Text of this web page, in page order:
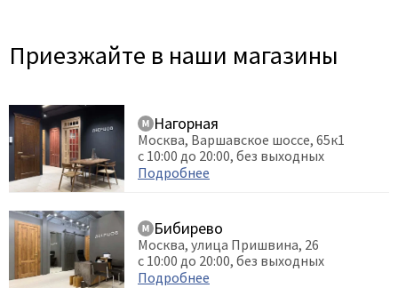
Приезжайте в наши магазины
Нагорная
Москва, Варшавское шоссе, 65к1
с 10:00 до 20:00, без выходных
Подробнее
Бибирево
Москва, улица Пришвина, 26
с 10:00 до 20:00, без выходных
Подробнее